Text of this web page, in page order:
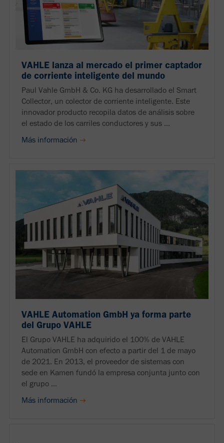
VAHLE lanza al mercado el primer captador
de corriente inteligente del mundo
Paul Vahle GmbH & Co. KG ha desarrollado el Smart
Collector, un colector de corriente inteligente. Este
innovador producto recopila datos de análisis sobre
el estado de los carriles conductores y sus ...
Más información
VAHLE Automation GmbH ya forma parte
del Grupo VAHLE
El Grupo VAHLE ha adquirido el 100% de VAHLE
Automation GmbH con efecto a partir del 1 de mayo
de 2021. En 2013, el proveedor de sistemas con
sede en Kamen fundó la empresa conjunta junto con
el grupo ...
Más información